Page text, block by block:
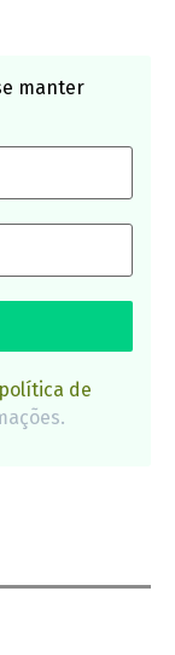
manter
política de